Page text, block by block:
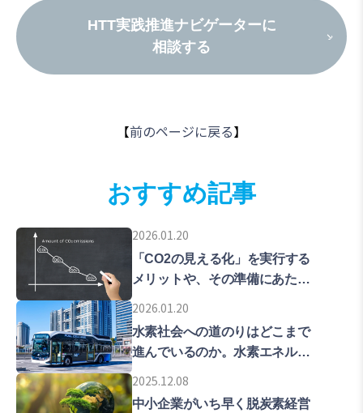
HTT実践推進ナビゲーターに
相談する
【前のページに戻る 】
おすすめ記事
2026.01.20
「CO2の見える化」を実行する
メリットや、その準備にあたっ
ての留意点などを解説します。
2026.01.20
水素社会への道のりはどこまで
進んでいるのか。水素エネルギ
ーの普及拡大をめざす東京の現
在地を解説します。
2025.12.08
中小企業がいち早く脱炭素経営